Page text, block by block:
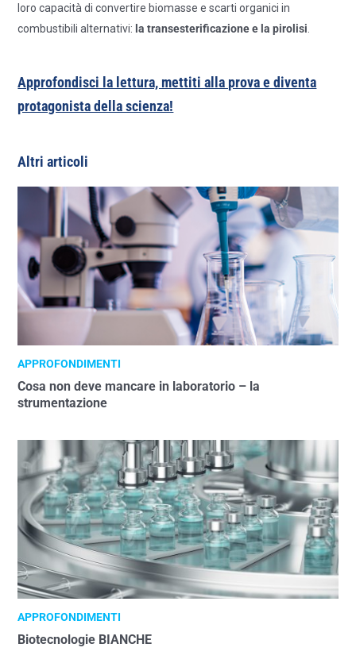
loro capacità di convertire biomasse e scarti organici in
combustibili alternativi: la transesterificazione e la pirolisi
Approfondisci la lettura, mettiti alla prova e diventa
protagonista della scienza!
Altri articoli
APPROFONDIMENTI
Cosa non deve mancare in laboratorio – la
strumentazione
APPROFONDIMENTI
Biotecnologie BIANCHE